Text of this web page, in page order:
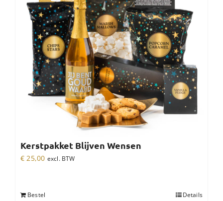
Kerstpakket Blijven Wensen
€ 25,00 excl. BTW
Bestel Details